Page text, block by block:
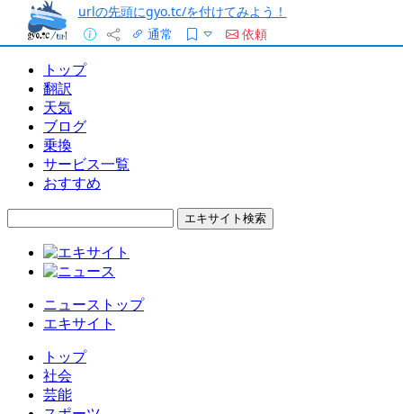
urlの先頭にgyo.tc/を付けてみよう！
通常
依頼